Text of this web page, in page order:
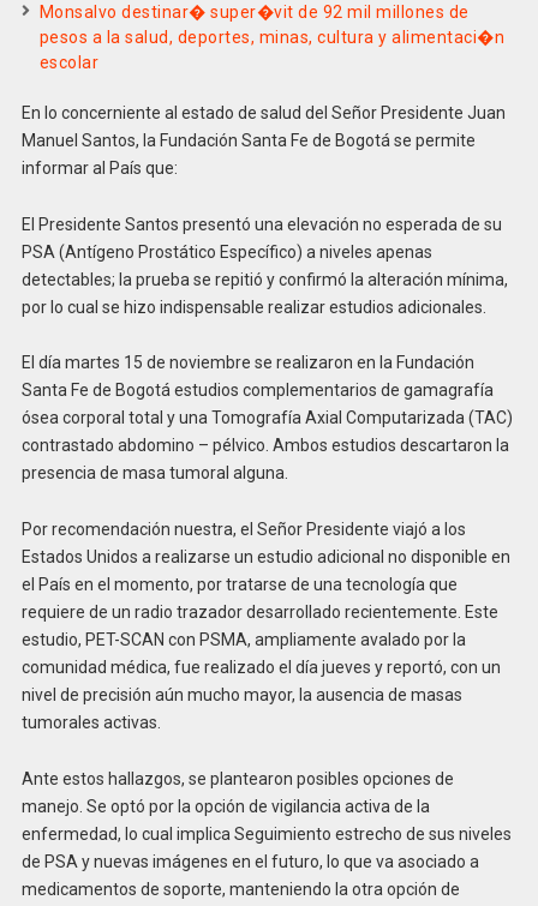
Monsalvo destinar� super�vit de 92 mil millones de
pesos a la salud, deportes, minas, cultura y alimentaci�n
escolar
En lo concerniente al estado de salud del Señor Presidente Juan
Manuel Santos, la Fundación Santa Fe de Bogotá se permite
informar al País que:
El Presidente Santos presentó una elevación no esperada de su
PSA (Antígeno Prostático Específico) a niveles apenas
detectables; la prueba se repitió y confirmó la alteración mínima,
por lo cual se hizo indispensable realizar estudios adicionales.
El día martes 15 de noviembre se realizaron en la Fundación
Santa Fe de Bogotá estudios complementarios de gamagrafía
ósea corporal total y una Tomografía Axial Computarizada (TAC)
contrastado abdomino – pélvico. Ambos estudios descartaron la
presencia de masa tumoral alguna.
Por recomendación nuestra, el Señor Presidente viajó a los
Estados Unidos a realizarse un estudio adicional no disponible en
el País en el momento, por tratarse de una tecnología que
requiere de un radio trazador desarrollado recientemente. Este
estudio, PET-SCAN con PSMA, ampliamente avalado por la
comunidad médica, fue realizado el día jueves y reportó, con un
nivel de precisión aún mucho mayor, la ausencia de masas
tumorales activas.
Ante estos hallazgos, se plantearon posibles opciones de
manejo. Se optó por la opción de vigilancia activa de la
enfermedad, lo cual implica Seguimiento estrecho de sus niveles
de PSA y nuevas imágenes en el futuro, lo que va asociado a
medicamentos de soporte, manteniendo la otra opción de